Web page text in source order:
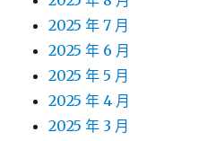
2025 年 7 月
2025 年 6 月
2025 年 5 月
2025 年 4 月
2025 年 3 月